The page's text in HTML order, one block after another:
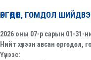
ӨРГӨДӨЛ, ГОМДОЛ
2026 оны 07-р сарын 01-31-
Нийт хүлээн авсан өргөдөл,
Үүнээс: